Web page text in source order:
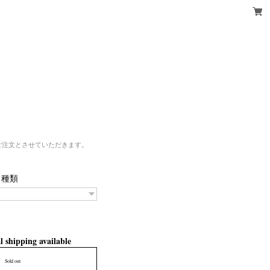
文とさせていただきます。
種類
shipping available
Sold out